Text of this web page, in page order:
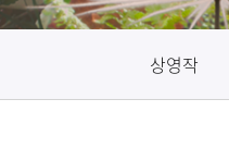
상영작